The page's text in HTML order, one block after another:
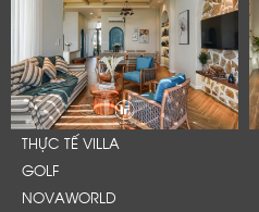
THỰC TẾ VILLA
GOLF
NOVAWORLD